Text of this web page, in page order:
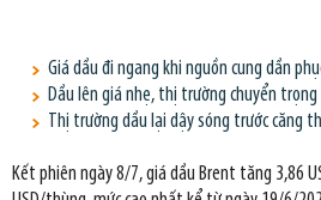
Giá dầu đi ngang khi nguồn cung dần
Dầu lên giá nhẹ, thị trường chuyển
Thị trường dầu lại dậy sóng trước căng
Kết phiên ngày 8/7, giá dầu Brent tăng 3,86